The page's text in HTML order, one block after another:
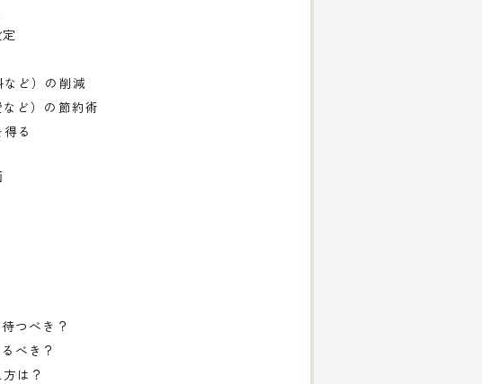
ど）の削減
ど）の節約術
る
つべき？
べき？
は？